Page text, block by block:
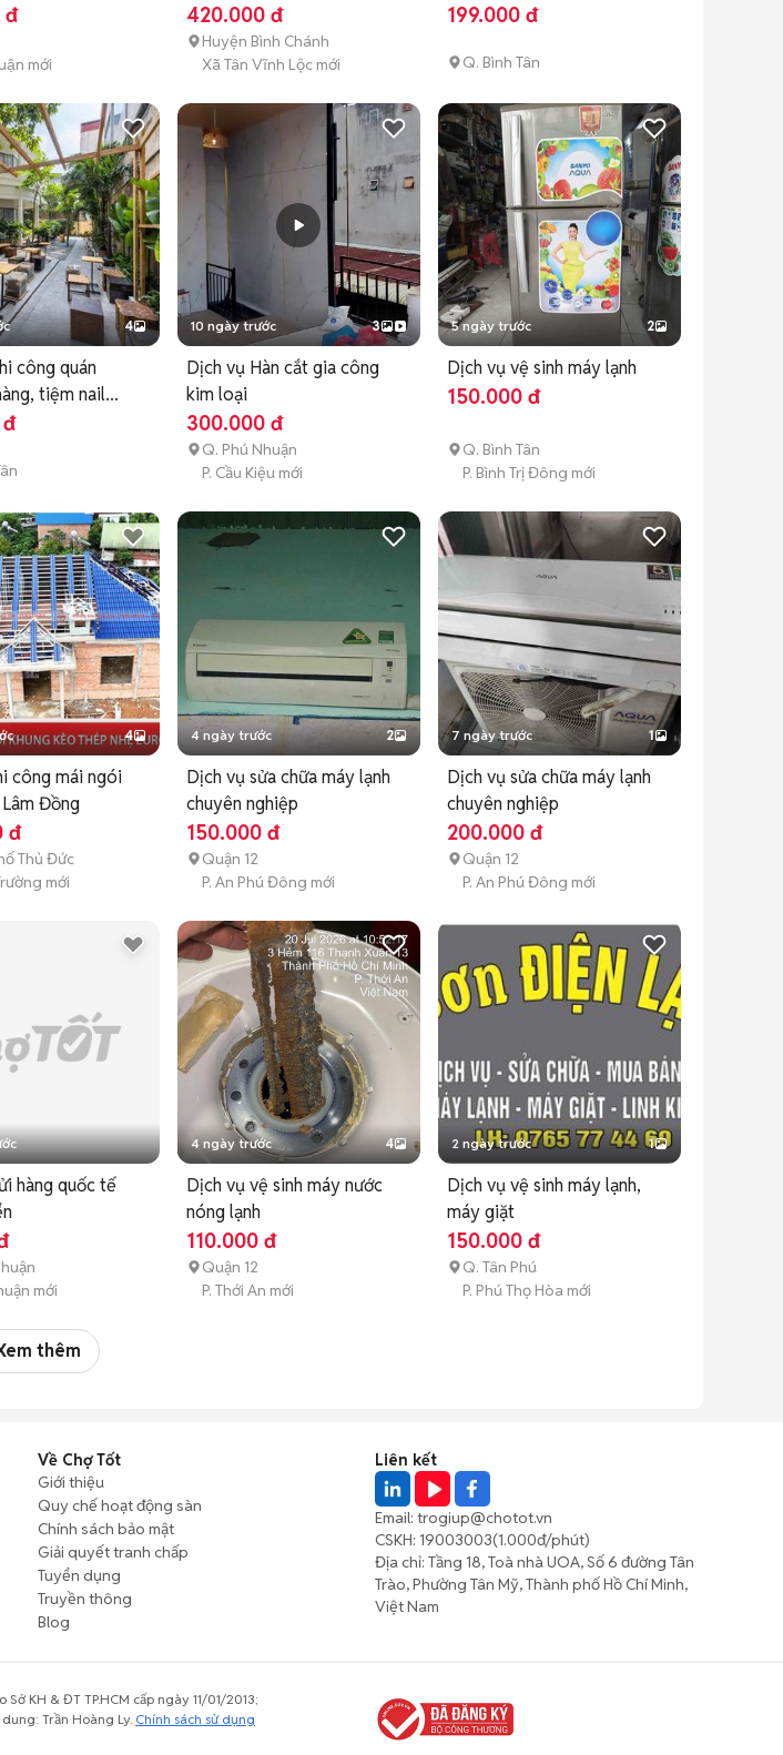
đ
mới
420.000 đ
Huyện Bình Chánh
Xã Tân Vĩnh Lộc mới
199.000 đ
Q. Bình Tân
4
công quán
tiệm nail...
đ
10 ngày trước 3
Dịch vụ Hàn cắt gia công
kim loại
300.000 đ
Q. Phú Nhuận
P. Cầu Kiệu mới
5 ngày trước 2
Dịch vụ vệ sinh máy lạnh
150.000 đ
Q. Bình Tân
P. Bình Trị Đông mới
4
công mái ngói
Đồng
đ
Thủ Đức
mới
4 ngày trước 2
Dịch vụ sửa chữa máy lạnh
chuyên nghiệp
150.000 đ
Quận 12
P. An Phú Đông mới
7 ngày trước 1
Dịch vụ sửa chữa máy lạnh
chuyên nghiệp
200.000 đ
Quận 12
P. An Phú Đông mới
hàng quốc tế
mới
4 ngày trước 4
Dịch vụ vệ sinh máy nước
nóng lạnh
110.000 đ
Quận 12
P. Thới An mới
2 ngày trước 1
Dịch vụ vệ sinh máy lạnh,
máy giặt
150.000 đ
Q. Tân Phú
P. Phú Thọ Hòa mới
thêm
Về Chợ Tốt
Giới thiệu
Quy chế hoạt động sàn
Chính sách bảo mật
Giải quyết tranh chấp
Tuyển dụng
Truyền thông
Blog
Liên kết
Email: trogiup@chotot.vn
CSKH: 19003003(1.000đ/phút)
Địa chỉ: Tầng 18, Toà nhà UOA, Số 6 đường Tân
Trào, Phường Tân Mỹ, Thành phố Hồ Chí Minh,
Việt Nam
KH & ĐT TP.HCM cấp ngày 11/01/2013;
Trần Hoàng Ly. Chính sách sử dụng